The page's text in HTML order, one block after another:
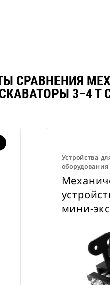
СРАВНЕНИЯ
3–4 Т
Устройства
мини-